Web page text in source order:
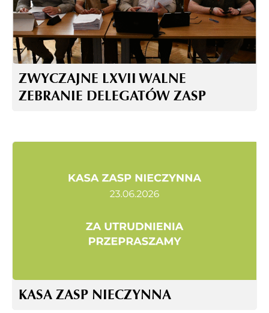
ZWYCZAJNE LXVII WALNE
ZEBRANIE DELEGATÓW ZASP
KASA ZASP NIECZYNNA